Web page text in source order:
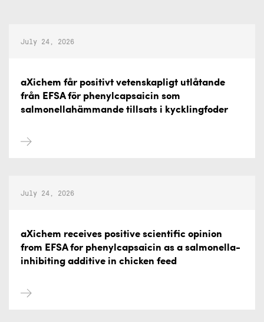
July 24, 2026
aXichem får positivt vetenskapligt utlåtande
från EFSA för phenylcapsaicin som
salmonellahämmande tillsats i kycklingfoder
July 24, 2026
aXichem receives positive scientific opinion
from EFSA for phenylcapsaicin as a salmonella-
inhibiting additive in chicken feed